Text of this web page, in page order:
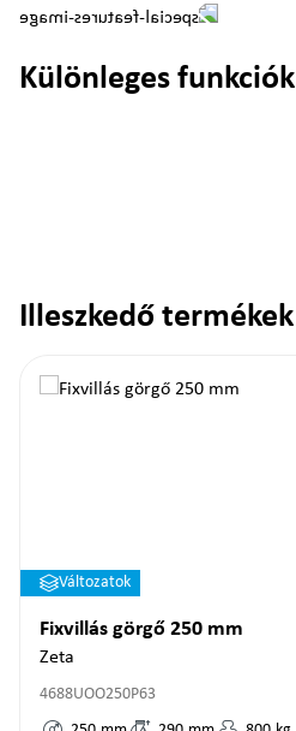
Különleges funkciók
Termékgaléria kihagyása
Illeszkedő termékek
Változatok
Fixvillás görgő 250 mm
Zeta
4688UOO250P63